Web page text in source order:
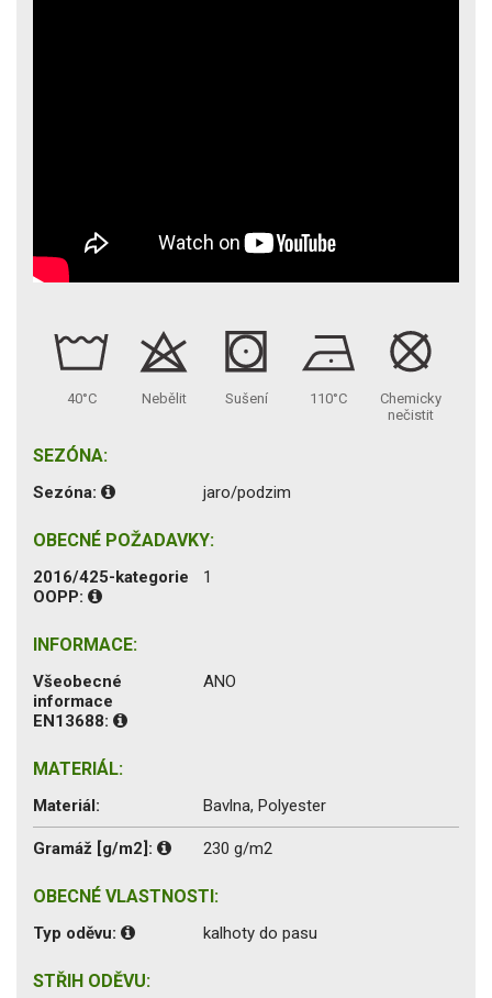
40°C Nebělit Sušení 110°C
Chemicky
nečistit
SEZÓNA:
Sezóna: jaro/podzim
OBECNÉ POŽADAVKY:
2016/425-kategorie
OOPP:
1
INFORMACE:
Všeobecné
informace
EN13688:
ANO
MATERIÁL:
Materiál: Bavlna, Polyester
Gramáž [g/m2]: 230 g/m2
OBECNÉ VLASTNOSTI:
Typ oděvu: kalhoty do pasu
STŘIH ODĚVU: